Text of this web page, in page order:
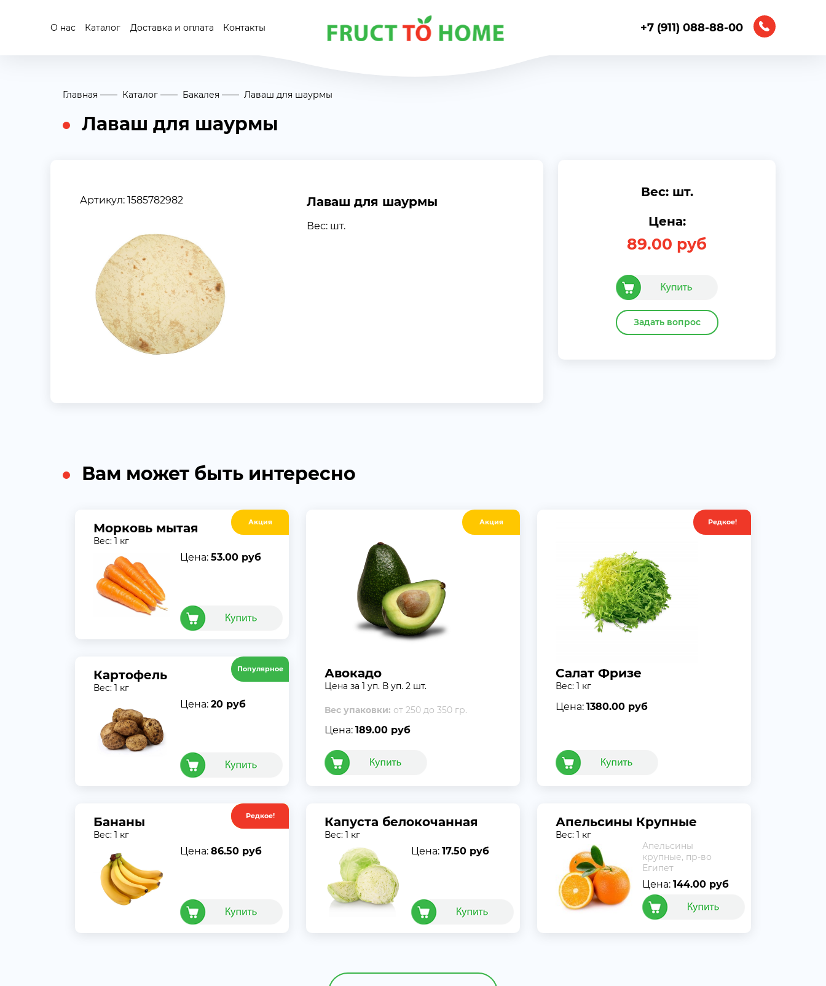
О нас Каталог Доставка и оплата Контакты +7 (911) 088-88-00
Главная Каталог Бакалея Лаваш для шаурмы
Лаваш для шаурмы
Артикул: 1585782982 Лаваш для шаурмы
Вес: шт.
Вес: шт.
Цена:
89.00 руб
Задать вопрос
Вам может быть интересно
Акция
Морковь мытая
Вес: 1 кг
Цена: 53.00 руб
Акция
Авокадо
Цена за 1 уп. В уп. 2 шт.
Вес упаковки: от 250 до 350 гр.
Цена: 189.00 руб
Редкое!
Салат Фризе
Вес: 1 кг
Цена: 1380.00 руб
Популярное
Картофель
Вес: 1 кг
Цена: 20 руб
Акция
Редкое!
Бананы
Вес: 1 кг
Цена: 86.50 руб
Капуста белокочанная
Вес: 1 кг
Цена: 17.50 руб
Апельсины Крупные
Вес: 1 кг
Апельсины
крупные, пр-во
Египет
Цена: 144.00 руб